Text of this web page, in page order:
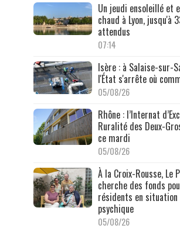
Un jeudi ensoleillé et
chaud à Lyon, jusqu'à
attendus
07:14
Isère : à Salaise-sur-
l'État s'arrête où
05/08/26
Rhône : l’Internat
Ruralité des Deux-
ce mardi
05/08/26
À la Croix-Rousse, Le
cherche des fonds
résidents en situation
psychique
05/08/26